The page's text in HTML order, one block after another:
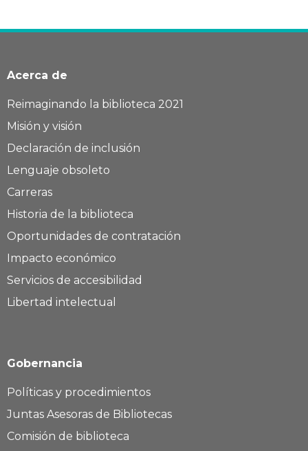
Acerca de
Reimaginando la biblioteca 2021
Misión y visión
Declaración de inclusión
Lenguaje obsoleto
Carreras
Historia de la biblioteca
Oportunidades de contratación
Impacto económico
Servicios de accesibilidad
Libertad intelectual
Gobernancia
Políticas y procedimientos
Juntas Asesoras de Bibliotecas
Comisión de biblioteca